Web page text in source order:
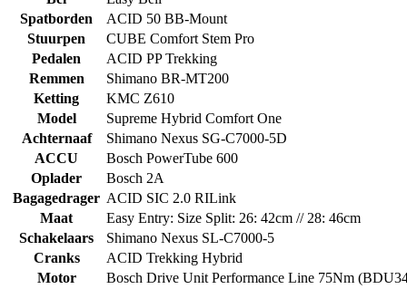
Spatborden
ACID 50 BB-Mount
Stuurpen
CUBE Comfort Stem Pro
Pedalen
ACID PP Trekking
Remmen
Shimano BR-MT200
Ketting
KMC Z610
Model
Supreme Hybrid Comfort One
Achternaaf
Shimano Nexus SG-C7000-5D
ACCU
Bosch PowerTube 600
Oplader
Bosch 2A
Bagagedrager ACID SIC 2.0 RILink
Maat
Easy Entry: Size Split: 26: 42cm // 28: 46cm
Schakelaars
Shimano Nexus SL-C7000-5
Cranks
ACID Trekking Hybrid
Motor
Bosch Drive Unit Performance Line 75Nm